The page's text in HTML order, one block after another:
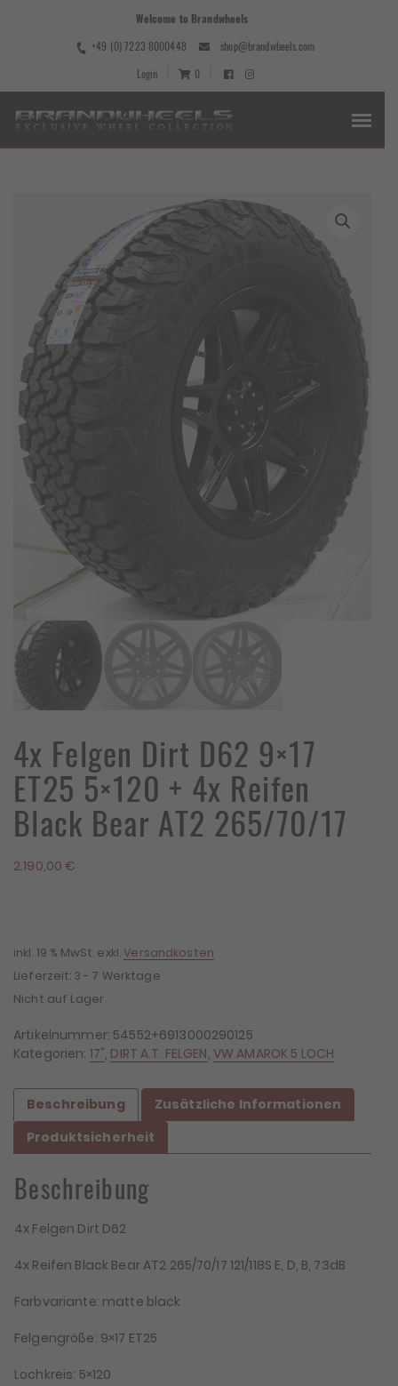
Welcome to Brandwheels
+49 (0) 7223 8000448
shop@brandwheels.com
Login
0
4x Felgen Dirt D62 9×17
ET25 5×120 + 4x Reifen
Black Bear AT2 265/70/17
2.190,00 €
inkl. 19 % MwSt. exkl.Versandkosten
Lieferzeit: 3 - 7 Werktage
Nicht auf Lager
Artikelnummer: 54552+6913000290125
Kategorien: 17", DIRT A.T. FELGEN, VW AMAROK 5 LOCH
Beschreibung
Zusätzliche Informationen
Produktsicherheit
Beschreibung
4x Felgen Dirt D62
4x Reifen Black Bear AT2 265/70/17 121/118S E, D, B, 73dB
Farbvariante: matte black
Felgengröße: 9×17 ET25
Lochkreis: 5×120